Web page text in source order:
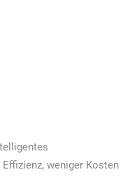
weniger Kosten